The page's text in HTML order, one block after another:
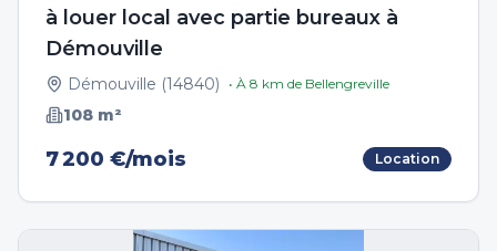
à louer local avec partie bureaux à
Démouville
Démouville (14840) • À 8 km de Bellengreville
108 m²
7 200 €/mois Location